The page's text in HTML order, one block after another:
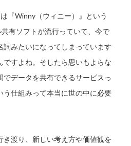
『Winny（ウィニー）』という
有ソフトが流行っていて、今で
詞みたいになってしまっています
ですよね。そしたら思いもよらな
でデータを共有できるサービスっ
う仕組みって本当に世の中に必要
き渡り、新しい考え方や価値観を